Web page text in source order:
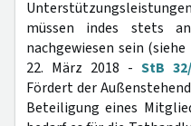
müssen indes stets
nachgewiesen sein
22. März 2018 - StB
Fördert der
Beteiligung eines